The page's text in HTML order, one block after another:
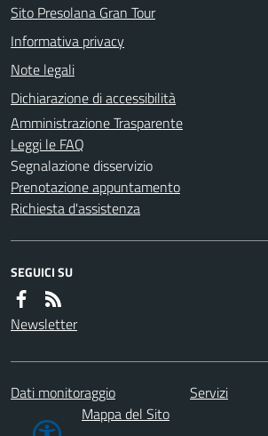
Sito Presolana Gran Tour
Informativa privacy
Note legali
Dichiarazione di accessibilità
Amministrazione Trasparente
Leggi le FAQ
Segnalazione disservizio
Prenotazione appuntamento
Richiesta d'assistenza
SEGUICI SU
Newsletter
Dati monitoraggio Servizi
Mappa del Sito